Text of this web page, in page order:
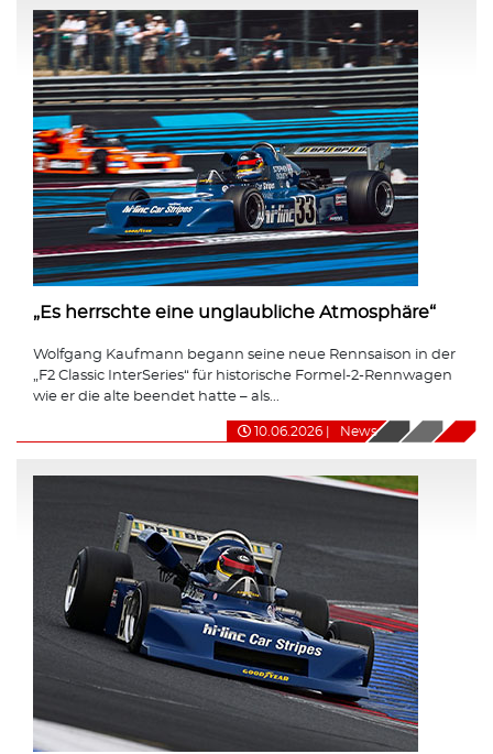
„Es herrschte eine unglaubliche Atmosphäre“
Wolfgang Kaufmann begann seine neue Rennsaison in der
„F2 Classic InterSeries“ für historische Formel-2-Rennwagen
wie er die alte beendet hatte – als...
10.06.2026 News